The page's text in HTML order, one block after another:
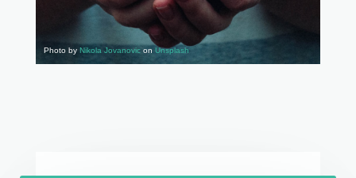
Photo by Nikola Jovanovicon Unsplash